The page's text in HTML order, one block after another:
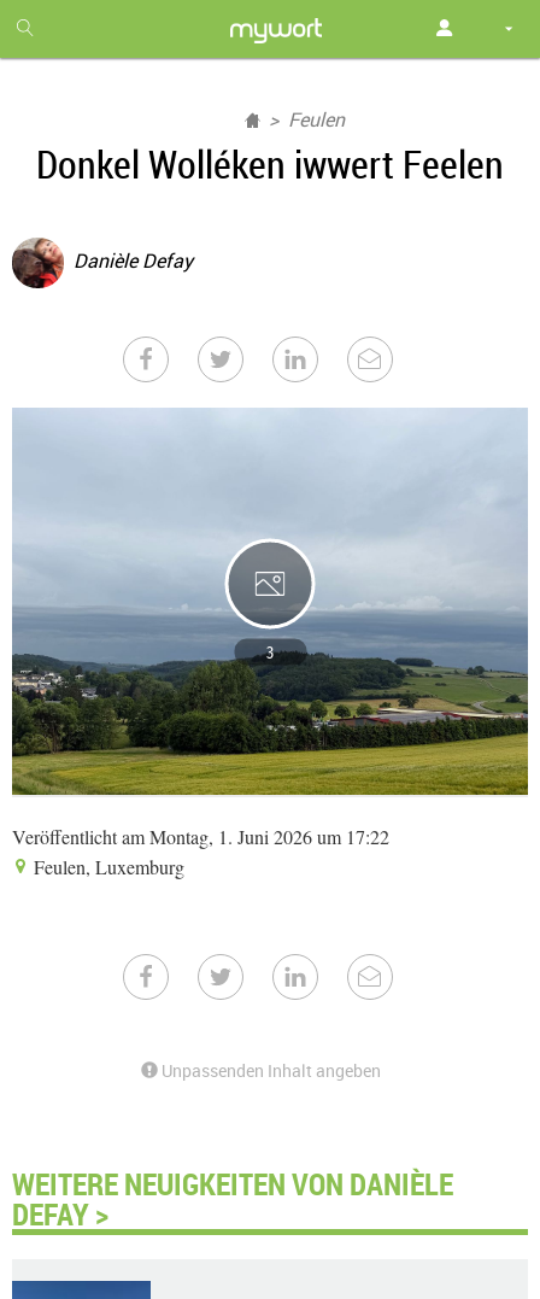
month
free
Feulen
Donkel Wolléken iwwert Feelen
Danièle Defay
3
Veröffentlicht am Montag, 1. Juni 2026 um 17:22
Feulen, Luxemburg
Unpassenden Inhalt angeben
WEITERE NEUIGKEITEN VON DANIÈLE
DEFAY >